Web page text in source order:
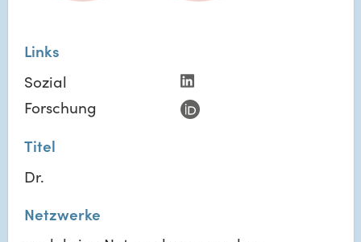
Links
Sozial
Forschung
Titel
Dr.
Netzwerke